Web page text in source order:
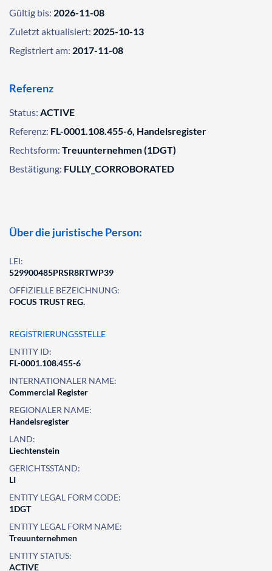
Gültig bis: 2026-11-08
Zuletzt aktualisiert: 2025-10-13
Registriert am: 2017-11-08
Referenz
Status: ACTIVE
Referenz: FL-0001.108.455-6, Handelsregister
Rechtsform: Treuunternehmen (1DGT)
Bestätigung: FULLY_CORROBORATED
Über die juristische Person:
LEI:
529900485PRSR8RTWP39
OFFIZIELLE BEZEICHNUNG:
FOCUS TRUST REG.
REGISTRIERUNGSSTELLE
ENTITY ID:
FL-0001.108.455-6
INTERNATIONALER NAME:
Commercial Register
REGIONALER NAME:
Handelsregister
LAND:
Liechtenstein
GERICHTSSTAND:
LI
ENTITY LEGAL FORM CODE:
1DGT
ENTITY LEGAL FORM NAME:
Treuunternehmen
ENTITY STATUS:
ACTIVE